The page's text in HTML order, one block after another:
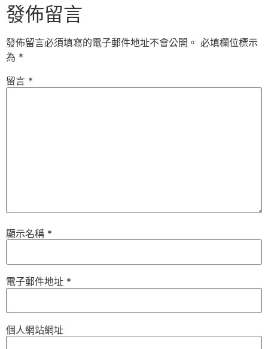
發佈留言
發佈留言必須填寫的電子郵件地址不會公開。 必填欄位標示
為 *
留言 *
顯示名稱 *
電子郵件地址 *
個人網站網址